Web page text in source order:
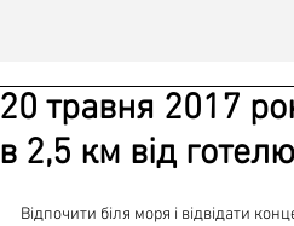
20 травня 2017
в 2,5 км від
Відпочити біля моря і відвідати